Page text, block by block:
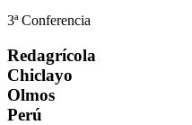
3ª Conferencia
Redagrícola
Chiclayo
Olmos
Perú